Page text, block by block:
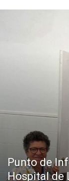
Punto de
Hospital de